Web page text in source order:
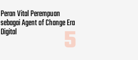
Peran Vital Perempuan
sebagai Agent of Change Era
Digital